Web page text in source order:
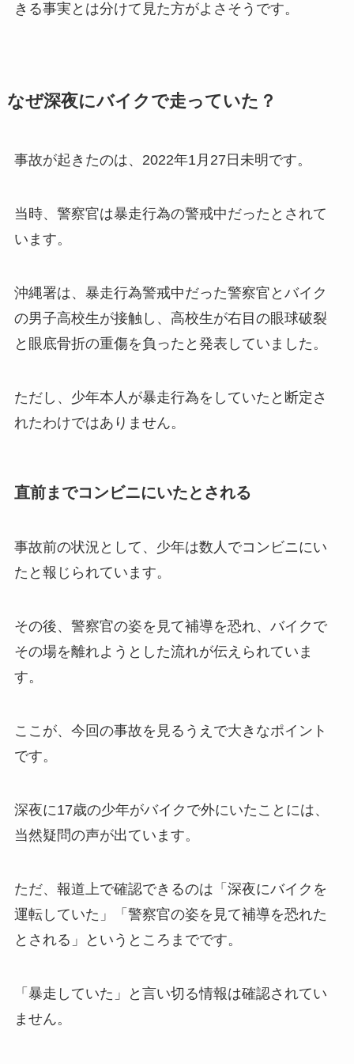
きる事実とは分けて見た方がよさそうです。
なぜ深夜にバイクで走っていた？
事故が起きたのは、2022年1月27日未明です。
当時、警察官は暴走行為の警戒中だったとされて
います。
沖縄署は、暴走行為警戒中だった警察官とバイク
の男子高校生が接触し、高校生が右目の眼球破裂
と眼底骨折の重傷を負ったと発表していました。
ただし、少年本人が暴走行為をしていたと断定さ
れたわけではありません。
直前までコンビニにいたとされる
事故前の状況として、少年は数人でコンビニにい
たと報じられています。
その後、警察官の姿を見て補導を恐れ、バイクで
その場を離れようとした流れが伝えられていま
す。
ここが、今回の事故を見るうえで大きなポイント
です。
深夜に17歳の少年がバイクで外にいたことには、
当然疑問の声が出ています。
ただ、報道上で確認できるのは「深夜にバイクを
運転していた」「警察官の姿を見て補導を恐れた
とされる」というところまでです。
「暴走していた」と言い切る情報は確認されてい
ません。